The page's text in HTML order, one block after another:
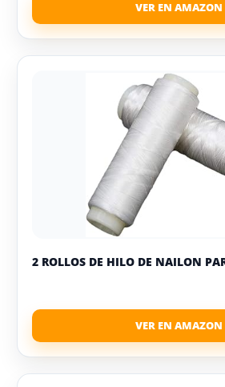
2 ROLLOS DE HILO DE NAILON